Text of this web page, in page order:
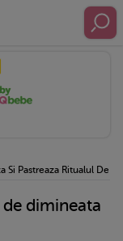
Si Pastreaza Ritualul De
dimineata